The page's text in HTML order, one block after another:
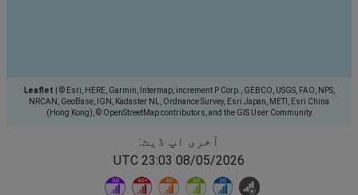
Leaflet
© Esri, HERE, Garmin, Intermap, increment P Corp., GEBCO, USGS, FAO, NPS,
NRCAN, GeoBase, IGN, Kadaster NL, Ordnance Survey, Esri Japan, METI, Esri China
(Hong Kong), © OpenStreetMap contributors, and the GIS User Community
آخری اپ ڈیٹ:
08/05/2026 23:03 UTC